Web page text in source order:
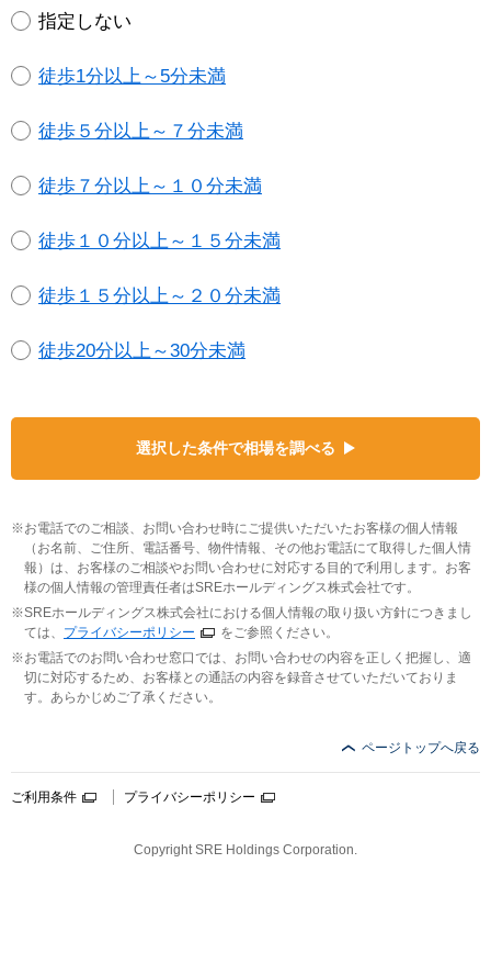
指定しない
徒歩1分以上～5分未満
徒歩５分以上～７分未満
徒歩７分以上～１０分未満
徒歩１０分以上～１５分未満
徒歩１５分以上～２０分未満
徒歩20分以上～30分未満
選択した条件で相場を調べる
お電話でのご相談、お問い合わせ時にご提供いただいたお客様の個人情報
（お名前、ご住所、電話番号、物件情報、その他お電話にて取得した個人情
報）は、お客様のご相談やお問い合わせに対応する目的で利用します。お客
様の個人情報の管理責任者はSREホールディングス株式会社です。
SREホールディングス株式会社における個人情報の取り扱い方針につきまし
ては、 プライバシーポリシー
をご参照ください。
お電話でのお問い合わせ窓口では、お問い合わせの内容を正しく把握し、適
切に対応するため、お客様との通話の内容を録音させていただいておりま
す。あらかじめご了承ください。
ページトップへ戻る
ご利用条件 プライバシーポリシー
Copyright SRE Holdings Corporation.